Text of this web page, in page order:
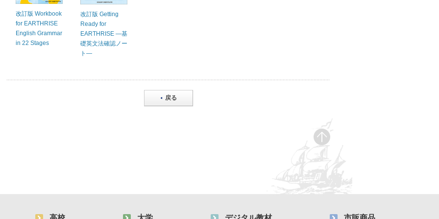
改訂版 Workbook
for EARTHRISE
English Grammar
in 22 Stages
改訂版 Getting
Ready for
EARTHRISE ―基
礎英文法確認ノー
ト―
戻る